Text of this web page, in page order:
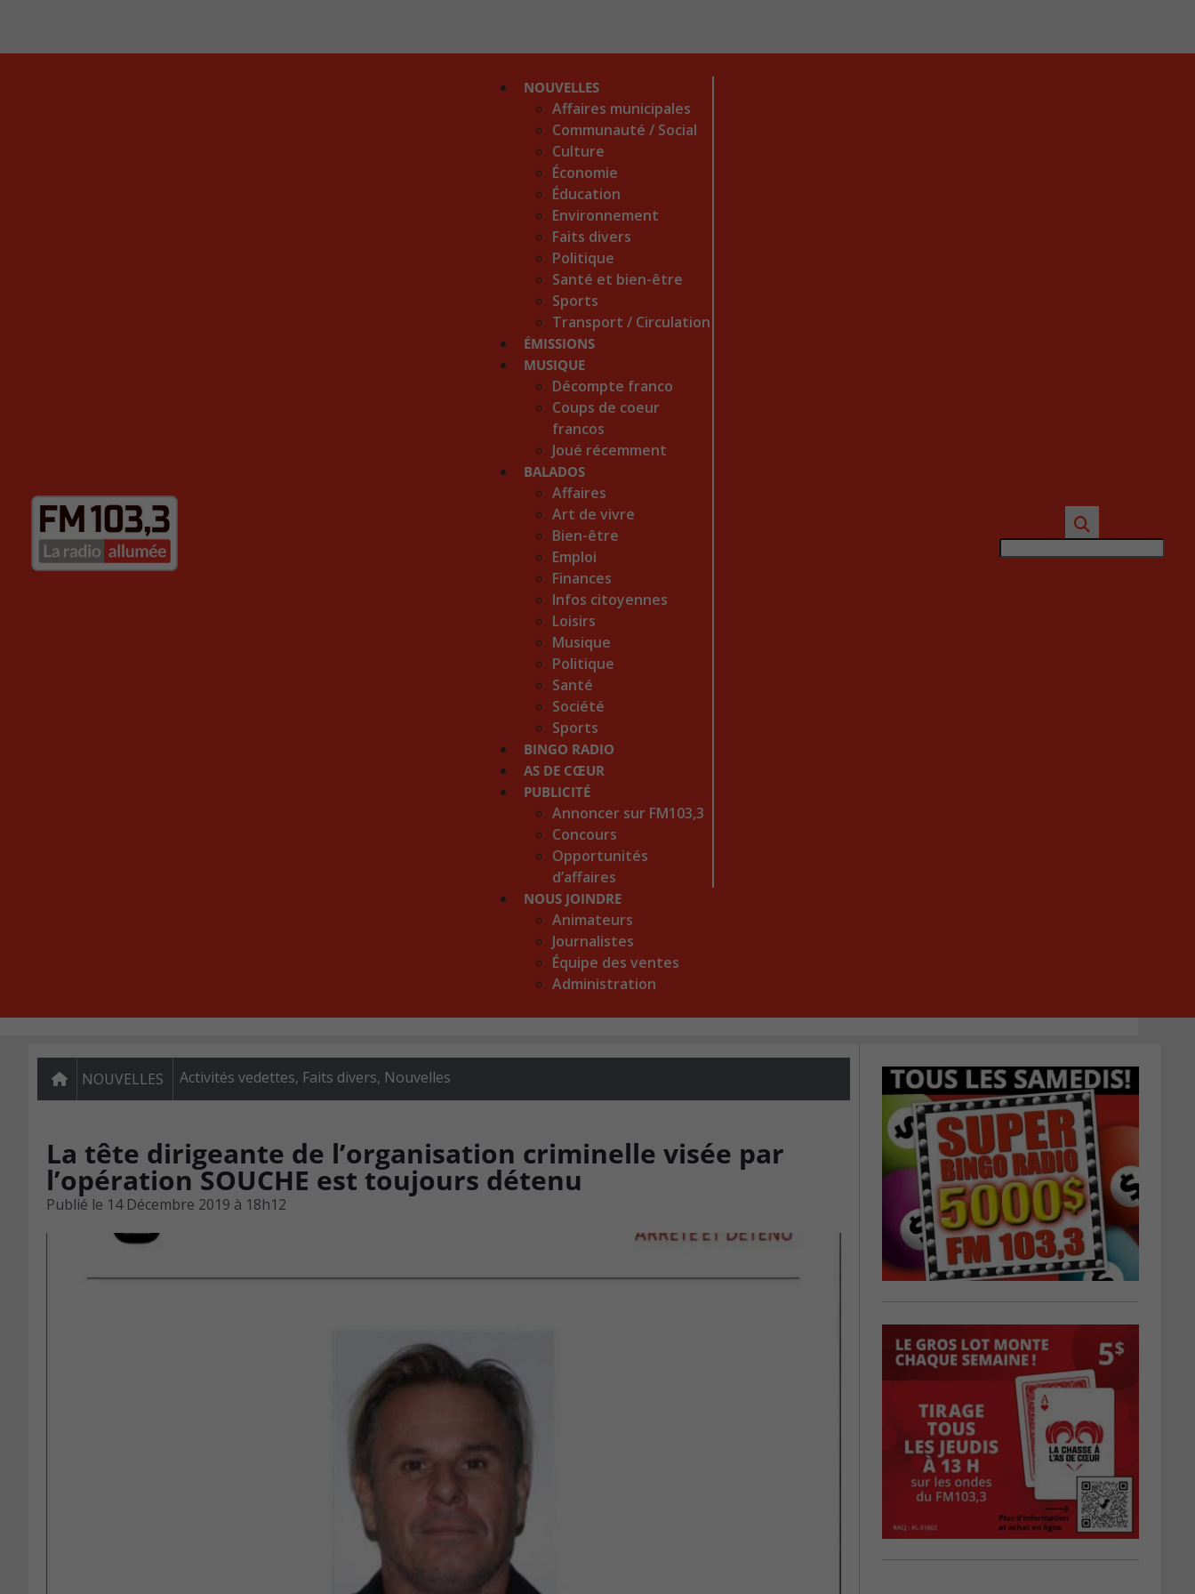
NOUVELLES
Affaires municipales
Communauté / Social
Culture
Économie
Éducation
Environnement
Faits divers
Politique
Santé et bien-être
Sports
Transport / Circulation
ÉMISSIONS
MUSIQUE
Décompte franco
Coups de coeur
francos
Joué récemment
BALADOS
Affaires
Art de vivre
Bien-être
Emploi
Finances
Infos citoyennes
Loisirs
Musique
Politique
Santé
Société
Sports
BINGO RADIO
AS DE CŒUR
PUBLICITÉ
Annoncer sur FM103,3
Concours
Opportunités
d’affaires
NOUS JOINDRE
Animateurs
Journalistes
Équipe des ventes
Administration
NOUVELLES Activités vedettes, Faits divers, Nouvelles
La tête dirigeante de l’organisation criminelle visée par
l’opération SOUCHE est toujours détenu
Publié le 14 Décembre 2019 à 18h12